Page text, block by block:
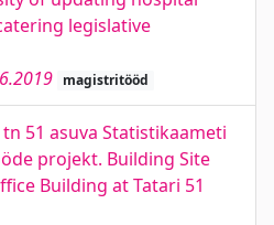
legislative
magistritööd
51 asuva Statistikaameti
projekt. Building Site
Building at Tatari 51